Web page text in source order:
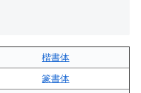
楷書体
篆書体